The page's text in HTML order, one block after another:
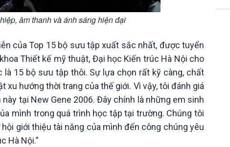
âm thanh và ánh sáng hiện đại
của Top 15 bộ sưu tập xuất sắc nhất, được tuyển
Thiết kế mỹ thuật, Đại học Kiến trúc Hà Nội cho
là 15 bộ sưu tập thôi. Sự lựa chọn rất kỹ càng, chất
hướng thời trang của thế giới. Vì vậy, tôi đánh giá
tại New Gene 2006. Đây chính là những em sinh
mình trong quá trình học tập tại trường. Chúng tôi
giới thiệu tài năng của mình đến công chúng yêu
Hà Nội.”